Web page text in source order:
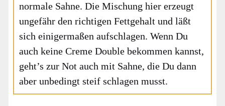
nor­ma­le Sah­ne. Die Mischung hier erzeugt
unge­fähr den rich­ti­gen Fett­ge­halt und läßt
sich eini­ger­ma­ßen auf­schla­gen. Wenn Du
auch kei­ne Creme Dou­ble bekom­men kannst,
geht’s zur Not auch mit Sah­ne, die Du dann
aber unbe­dingt steif schla­gen musst.